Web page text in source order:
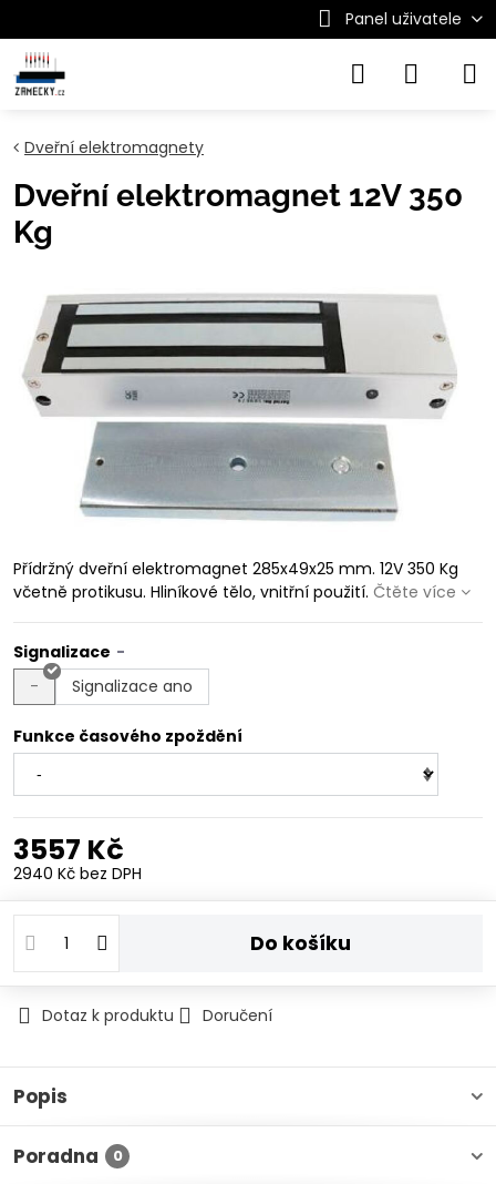
Panel uživatele
Dveřní elektromagnety
Dveřní elektromagnet 12V 350
Kg
Přídržný dveřní elektromagnet 285x49x25 mm. 12V 350 Kg
včetně protikusu. Hliníkové tělo, vnitřní použití. Čtěte více
Signalizace
-
Signalizace ano
Funkce časového zpoždění
3557 Kč
2940 Kč bez DPH
Do košíku
Dotaz k produktu Doručení
Popis
Poradna 0